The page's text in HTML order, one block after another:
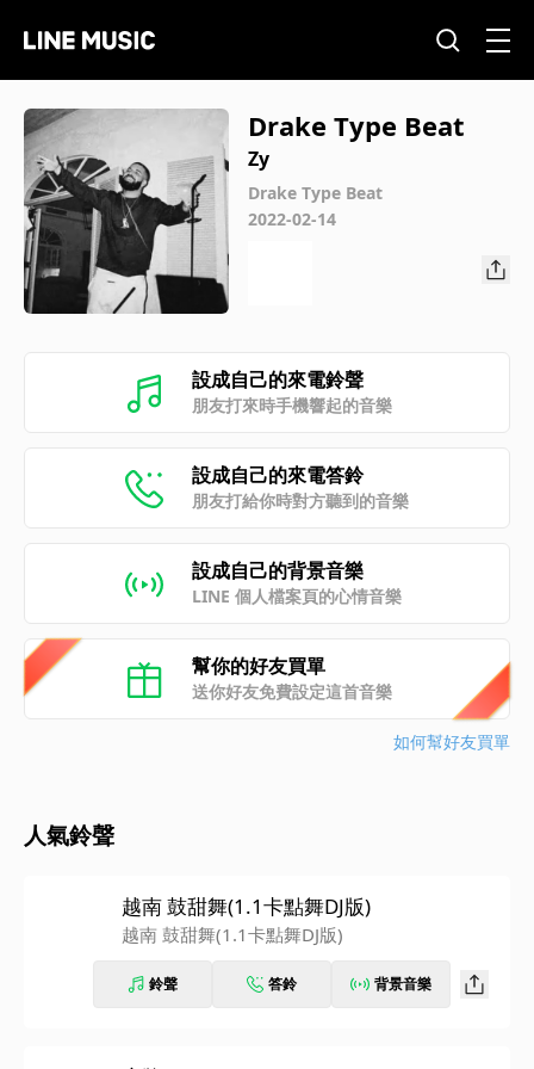
Drake Type Beat
Zy
Drake Type Beat
2022-02-14
設成自己的來電鈴聲
朋友打來時手機響起的音樂
設成自己的來電答鈴
朋友打給你時對方聽到的音樂
設成自己的背景音樂
LINE 個人檔案頁的心情音樂
幫你的好友買單
送你好友免費設定這首音樂
如何幫好友買單
人氣鈴聲
越南 鼓甜舞(1.1卡點舞DJ版)
越南 鼓甜舞(1.1卡點舞DJ版)
鈴聲 答鈴 背景音樂